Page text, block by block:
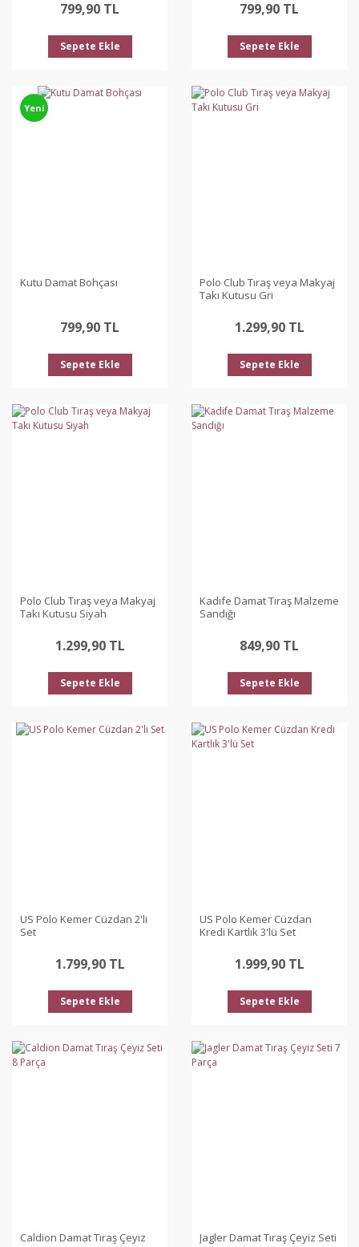
799,90 TL
Sepete Ekle
799,90 TL
Sepete Ekle
Yeni
Kutu Damat Bohçası
799,90 TL
Sepete Ekle
Polo Club Tıraş veya Makyaj
Takı Kutusu Gri
1.299,90 TL
Sepete Ekle
Polo Club Tıraş veya Makyaj
Takı Kutusu Siyah
1.299,90 TL
Sepete Ekle
Kadife Damat Tıraş Malzeme
Sandığı
849,90 TL
Sepete Ekle
US Polo Kemer Cüzdan 2'li
Set
1.799,90 TL
Sepete Ekle
US Polo Kemer Cüzdan
Kredi Kartlık 3'lü Set
1.999,90 TL
Sepete Ekle
Caldion Damat Tıraş Çeyiz
Jagler Damat Tıraş Çeyiz Seti